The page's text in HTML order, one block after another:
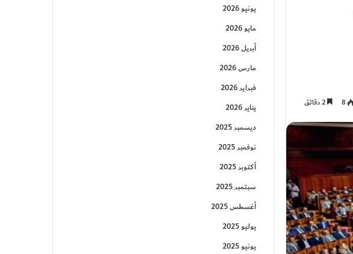
8
يونيو 2026
مايو 2026
أبريل 2026
مارس 2026
فبراير 2026
يناير 2026
ديسمبر 2025
نوفمبر 2025
أكتوبر 2025
سبتمبر 2025
أغسطس 2025
يوليو 2025
يونيو 2025